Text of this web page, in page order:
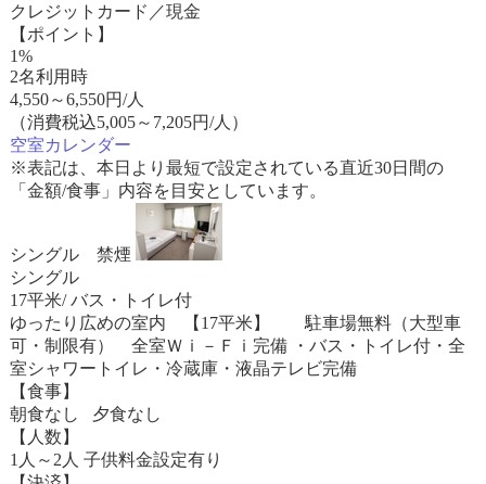
クレジットカード／現金
【ポイント】
1%
2名利用時
4,550～6,550円/人
（消費税込5,005～7,205円/人）
空室カレンダー
※表記は、本日より最短で設定されている直近30日間の
「金額/食事」内容を目安としています。
シングル 禁煙
シングル
17平米/ バス・トイレ付
ゆったり広めの室内 【17平米】 駐車場無料（大型車
可・制限有） 全室Ｗｉ－Ｆｉ完備 ・バス・トイレ付・全
室シャワートイレ・冷蔵庫・液晶テレビ完備
【食事】
朝食なし 夕食なし
【人数】
1人～2人 子供料金設定有り